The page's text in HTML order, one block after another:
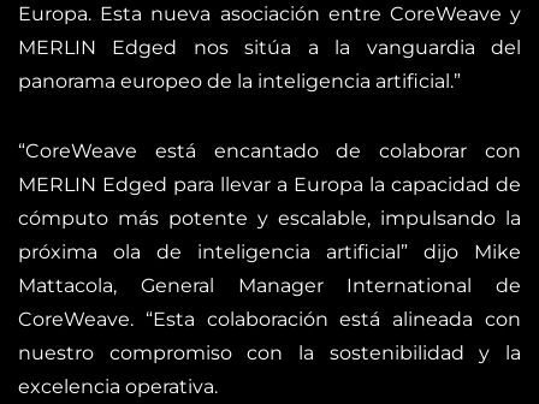
Europa. Esta nueva asociación entre CoreWeave y
MERLIN Edged nos sitúa a la vanguardia del
panorama europeo de la inteligencia artificial.”
“CoreWeave está encantado de colaborar con
MERLIN Edged para llevar a Europa la capacidad de
cómputo más potente y escalable, impulsando la
próxima ola de inteligencia artificial” dijo Mike
Mattacola, General Manager International de
CoreWeave. “Esta colaboración está alineada con
nuestro compromiso con la sostenibilidad y la
excelencia operativa.